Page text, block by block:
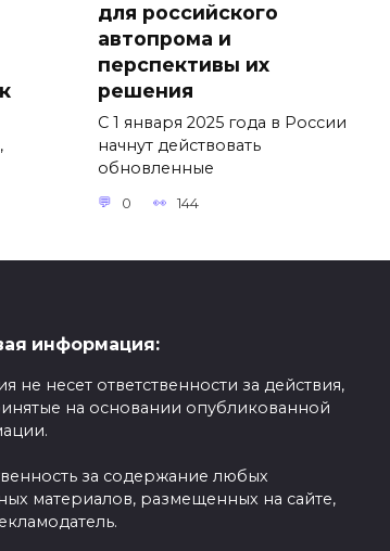
для российского
автопрома и
перспективы их
решения
С 1 января 2025 года в России
начнут действовать
обновленные
0 144
информация:
не несет ответственности за действия,
на основании опубликованной
за содержание любых
материалов, размещенных на сайте,